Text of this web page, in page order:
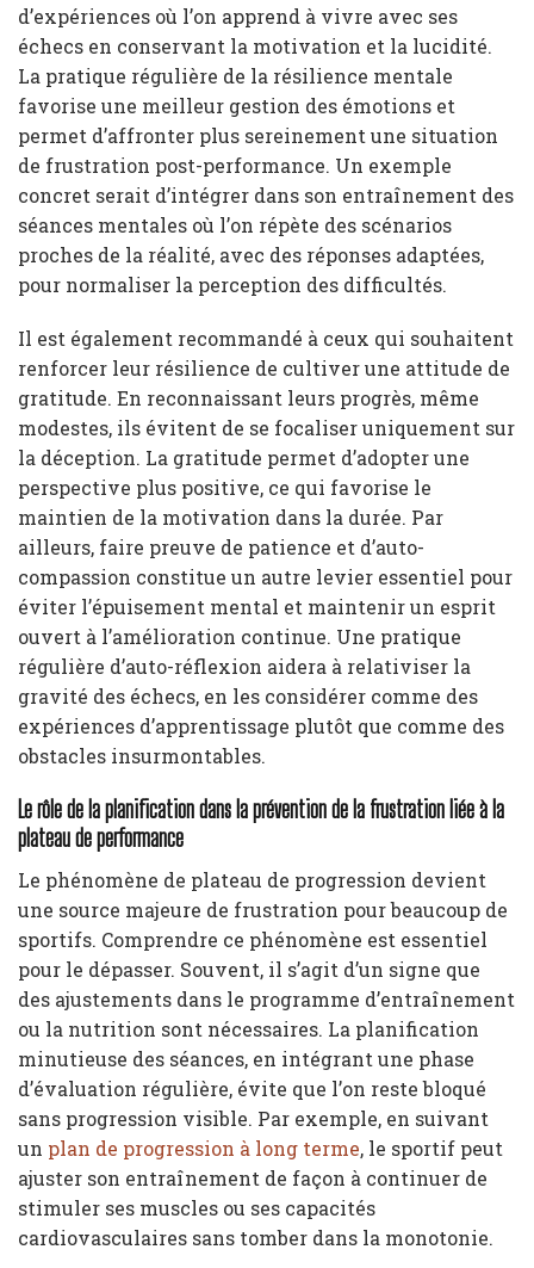
d’expériences où l’on apprend à vivre avec ses
échecs en conservant la motivation et la lucidité.
La pratique régulière de la résilience mentale
favorise une meilleur gestion des émotions et
permet d’affronter plus sereinement une situation
de frustration post-performance. Un exemple
concret serait d’intégrer dans son entraînement des
séances mentales où l’on répète des scénarios
proches de la réalité, avec des réponses adaptées,
pour normaliser la perception des difficultés.
Il est également recommandé à ceux qui souhaitent
renforcer leur résilience de cultiver une attitude de
gratitude. En reconnaissant leurs progrès, même
modestes, ils évitent de se focaliser uniquement sur
la déception. La gratitude permet d’adopter une
perspective plus positive, ce qui favorise le
maintien de la motivation dans la durée. Par
ailleurs, faire preuve de patience et d’auto-
compassion constitue un autre levier essentiel pour
éviter l’épuisement mental et maintenir un esprit
ouvert à l’amélioration continue. Une pratique
régulière d’auto-réflexion aidera à relativiser la
gravité des échecs, en les considérer comme des
expériences d’apprentissage plutôt que comme des
obstacles insurmontables.
Le rôle de la planification dans la prévention de la frustration liée à la
plateau de performance
Le phénomène de plateau de progression devient
une source majeure de frustration pour beaucoup de
sportifs. Comprendre ce phénomène est essentiel
pour le dépasser. Souvent, il s’agit d’un signe que
des ajustements dans le programme d’entraînement
ou la nutrition sont nécessaires. La planification
minutieuse des séances, en intégrant une phase
d’évaluation régulière, évite que l’on reste bloqué
sans progression visible. Par exemple, en suivant
un plan de progression à long terme, le sportif peut
ajuster son entraînement de façon à continuer de
stimuler ses muscles ou ses capacités
cardiovasculaires sans tomber dans la monotonie.